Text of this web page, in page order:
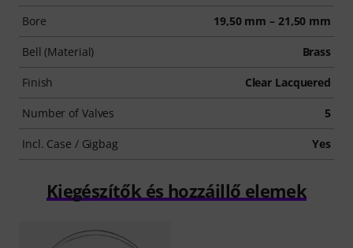
Bore 19,50 mm – 21,50 mm
Bell (Material) Brass
Finish Clear Lacquered
Number of Valves 5
Incl. Case / Gigbag Yes
Kiegészítők és hozzáillő elemek